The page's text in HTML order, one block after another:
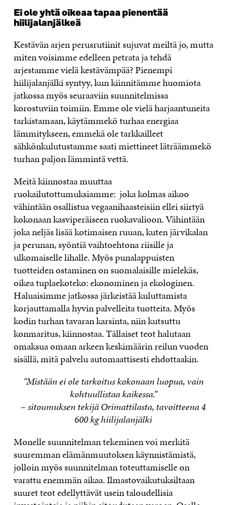
Ei ole yhtä oikeaa tapaa pienentää
hiilijalanjälkeä
Kestävän arjen perusrutiinit sujuvat meiltä jo, mutta
miten voisimme edelleen petrata ja tehdä
arjestamme vielä kestävämpää? Pienempi
hiilijalanjälki syntyy, kun kiinnitämme huomiota
jatkossa myös seuraaviin suunnitelmissa
korostuviin toimiin. Emme ole vielä harjaantuneita
tarkistamaan, käytämmekö turhaa energiaa
lämmitykseen, emmekä ole tarkkailleet
sähkönkulutustamme saati miettineet läträämmekö
turhan paljon lämmintä vettä.
Meitä kiinnostaa muuttaa
ruokailutottumuksiamme: joka kolmas aikoo
vähintään osallistua vegaanihaasteisiin ellei siirtyä
kokonaan kasviperäiseen ruokavalioon. Vähintään
joka neljäs lisää kotimaisen ruuan, kuten järvikalan
ja perunan, syöntiä vaihtoehtona riisille ja
ulkomaiselle lihalle. Myös punalappuisten
tuotteiden ostaminen on suomalaisille mielekäs,
oikea tuplaekoteko: ekonominen ja ekologinen.
Haluaisimme jatkossa järkeistää kuluttamista
korjauttamalla hyvin palvelleita tuotteita. Myös
kodin turhan tavaran karsinta, niin kutsuttu
konmaritus, kiinnostaa. Tällaiset teot halutaan
omaksua omaan arkeen keskimäärin reilun vuoden
sisällä, mitä palvelu automaattisesti ehdottaakin.
“Mistään ei ole tarkoitus kokonaan luopua, vain
kohtuullistaa kaikessa.”
– sitoumuksen tekijä Orimattilasta, tavoitteena 4
600 kg hiilijalanjälki
Monelle suunnitelman tekeminen voi merkitä
suuremman elämänmuutoksen käynnistämistä,
jolloin myös suunnitelman toteuttamiselle on
varattu enemmän aikaa. Ilmastovaikutuksiltaan
suuret teot edellyttävät usein taloudellisia